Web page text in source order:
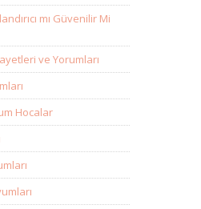
mı Güvenilir Mi
ve Yorumları
Hocalar